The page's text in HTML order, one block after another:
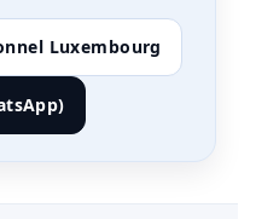
Luxembourg